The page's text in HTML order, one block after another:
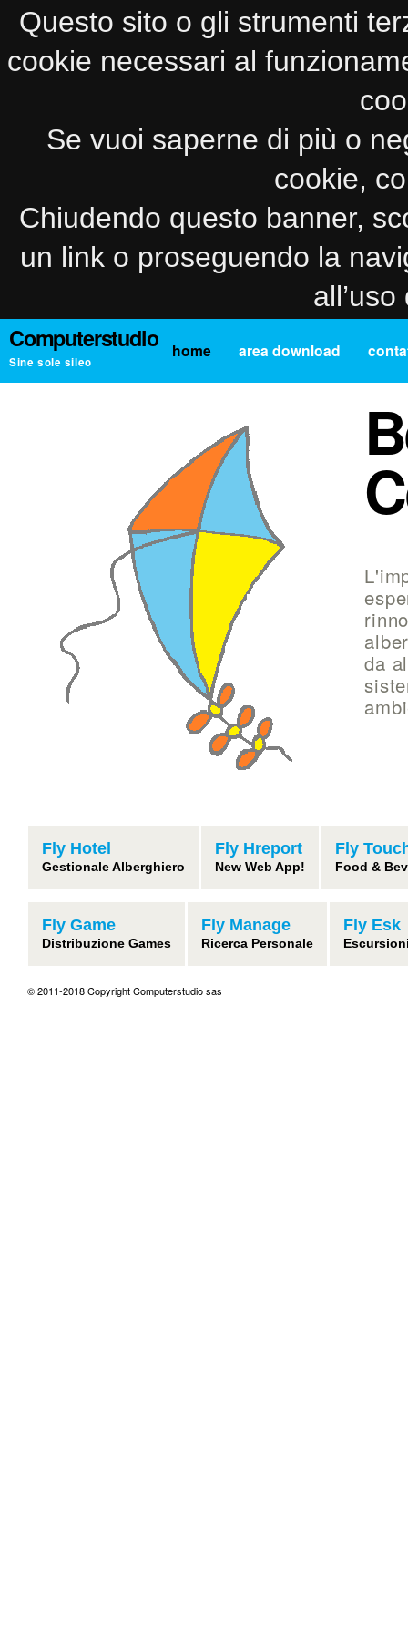
Questo sito o gli strumenti
cookie necessari al
Se vuoi saperne di più o
cookie,
Chiudendo questo banner,
un link o proseguendo la
Computerstudio
Sine sole sileo
home area download
da
Fly Hotel
Gestionale Alberghiero
Fly Hreport
New Web App!
Fly
Food &
Fly Game
Distribuzione Games
Fly Manage
Ricerca Personale
Fly Esk
© 2011-2018 Copyright Computerstudio sas